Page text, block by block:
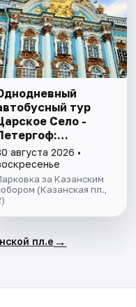
тур
Село -
комната
Фонтаны
за 1
августа 2026 •
за Казанским
(Казанская пл.,
пл.е →